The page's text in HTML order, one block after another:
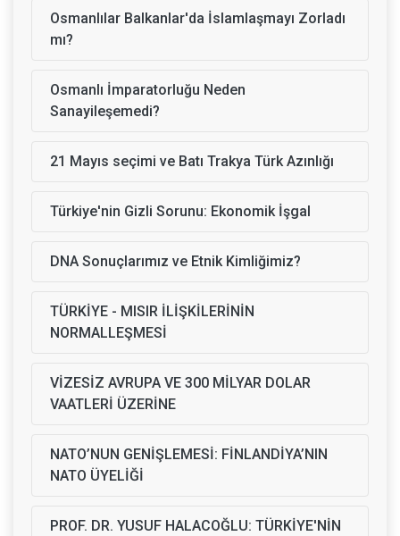
Osmanlılar Balkanlar'da İslamlaşmayı Zorladı
mı?
Osmanlı İmparatorluğu Neden
Sanayileşemedi?
21 Mayıs seçimi ve Batı Trakya Türk Azınlığı
Türkiye'nin Gizli Sorunu: Ekonomik İşgal
DNA Sonuçlarımız ve Etnik Kimliğimiz?
TÜRKİYE - MISIR İLİŞKİLERİNİN
NORMALLEŞMESİ
VİZESİZ AVRUPA VE 300 MİLYAR DOLAR
VAATLERİ ÜZERİNE
NATO’NUN GENİŞLEMESİ: FİNLANDİYA’NIN
NATO ÜYELİĞİ
PROF. DR. YUSUF HALACOĞLU: TÜRKİYE'NİN